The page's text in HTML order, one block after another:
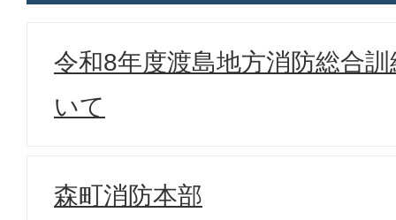
令和8年度渡島地方消防総合
いて
森町消防本部